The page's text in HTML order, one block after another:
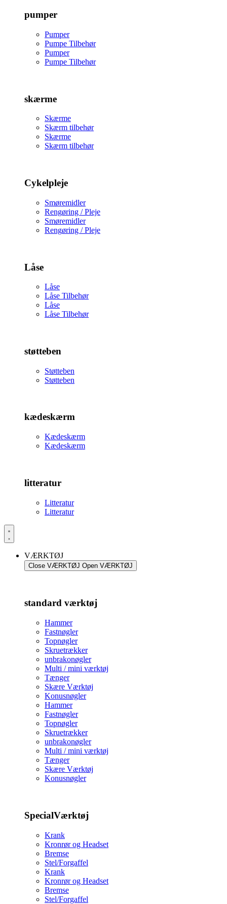
pumper
Pumper
Pumpe Tilbehør
Pumper
Pumpe Tilbehør
skærme
Skærme
Skærm tilbehør
Skærme
Skærm tilbehør
Cykelpleje
Smøremidler
Rengøring / Pleje
Smøremidler
Rengøring / Pleje
Låse
Låse
Låse Tilbehør
Låse
Låse Tilbehør
støtteben
Støtteben
Støtteben
kædeskærm
Kædeskærm
Kædeskærm
litteratur
Litteratur
Litteratur
VÆRKTØJ
Close VÆRKTØJ Open VÆRKTØJ
standard værktøj
Hammer
Fastnøgler
Topnøgler
Skruetrækker
unbrakonøgler
Multi / mini værktøj
Tænger
Skære Værktøj
Konusnøgler
Hammer
Fastnøgler
Topnøgler
Skruetrækker
unbrakonøgler
Multi / mini værktøj
Tænger
Skære Værktøj
Konusnøgler
SpecialVærktøj
Krank
Kronrør og Headset
Bremse
Stel/Forgaffel
Krank
Kronrør og Headset
Bremse
Stel/Forgaffel